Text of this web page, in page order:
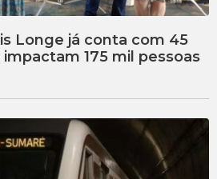
Longe já conta com 45
175 mil pessoas